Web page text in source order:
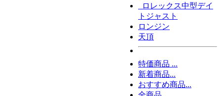
ロレックス中型デイ
トジャスト
ロンジン
天頂
特価商品 ...
新着商品...
おすすめ商品...